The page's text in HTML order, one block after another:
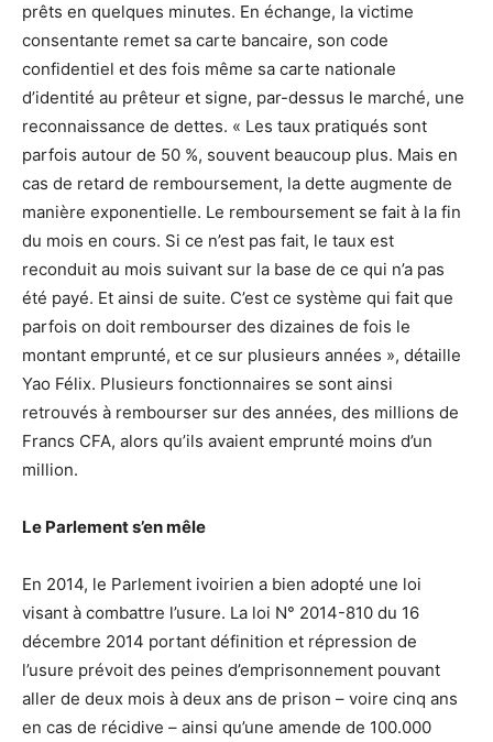
prêts en quelques minutes. En échange, la victime
consentante remet sa carte bancaire, son code
confidentiel et des fois même sa carte nationale
d’identité au prêteur et signe, par-dessus le marché, une
reconnaissance de dettes. « Les taux pratiqués sont
parfois autour de 50 %, souvent beaucoup plus. Mais en
cas de retard de remboursement, la dette augmente de
manière exponentielle. Le remboursement se fait à la fin
du mois en cours. Si ce n’est pas fait, le taux est
reconduit au mois suivant sur la base de ce qui n’a pas
été payé. Et ainsi de suite. C’est ce système qui fait que
parfois on doit rembourser des dizaines de fois le
montant emprunté, et ce sur plusieurs années », détaille
Yao Félix. Plusieurs fonctionnaires se sont ainsi
retrouvés à rembourser sur des années, des millions de
Francs CFA, alors qu’ils avaient emprunté moins d’un
million.
Le Parlement s’en mêle
En 2014, le Parlement ivoirien a bien adopté une loi
visant à combattre l’usure. La loi N° 2014-810 du 16
décembre 2014 portant définition et répression de
l’usure prévoit des peines d’emprisonnement pouvant
aller de deux mois à deux ans de prison – voire cinq ans
en cas de récidive – ainsi qu’une amende de 100.000